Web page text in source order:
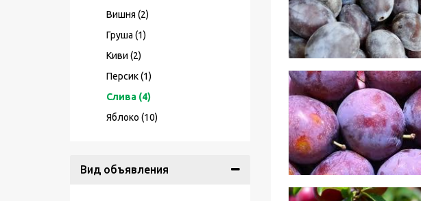
Вишня (2)
Груша (1)
Киви (2)
Персик (1)
Слива (4)
Яблоко (10)
Вид объявления